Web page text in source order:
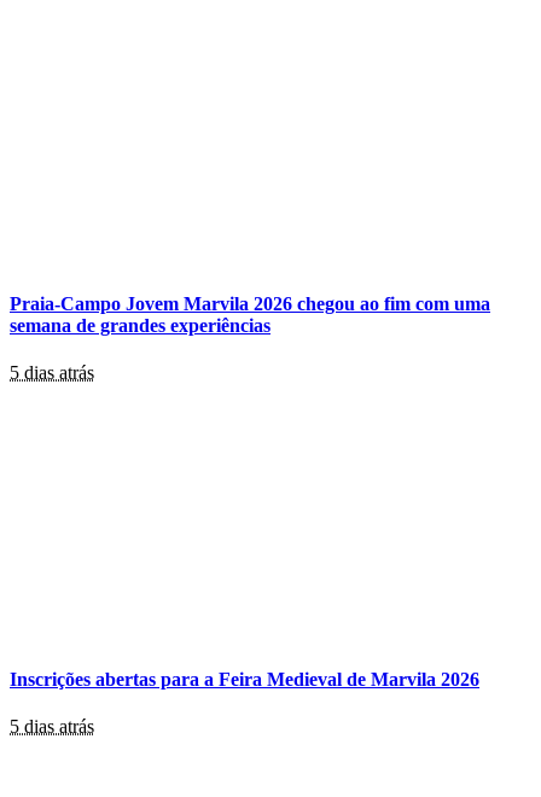
Praia-Campo Jovem Marvila 2026 chegou ao fim com uma
semana de grandes experiências
5 dias atrás
Inscrições abertas para a Feira Medieval de Marvila 2026
5 dias atrás